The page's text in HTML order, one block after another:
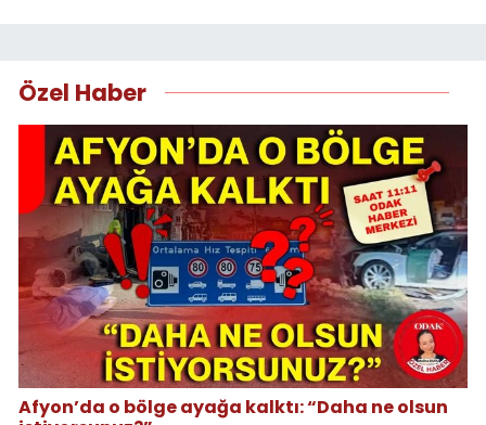
Özel Haber
Afyon’da o bölge ayağa kalktı: “Daha ne olsun